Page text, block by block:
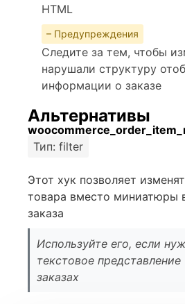
HTML
– Предупреждения
Следите за тем, чтобы
нарушали структуру
информации о заказе
Альтернативы
Тип: filter
Этот хук позволяет
товара вместо миниатюры
заказа
Используйте его, если
текстовое представление
заказах